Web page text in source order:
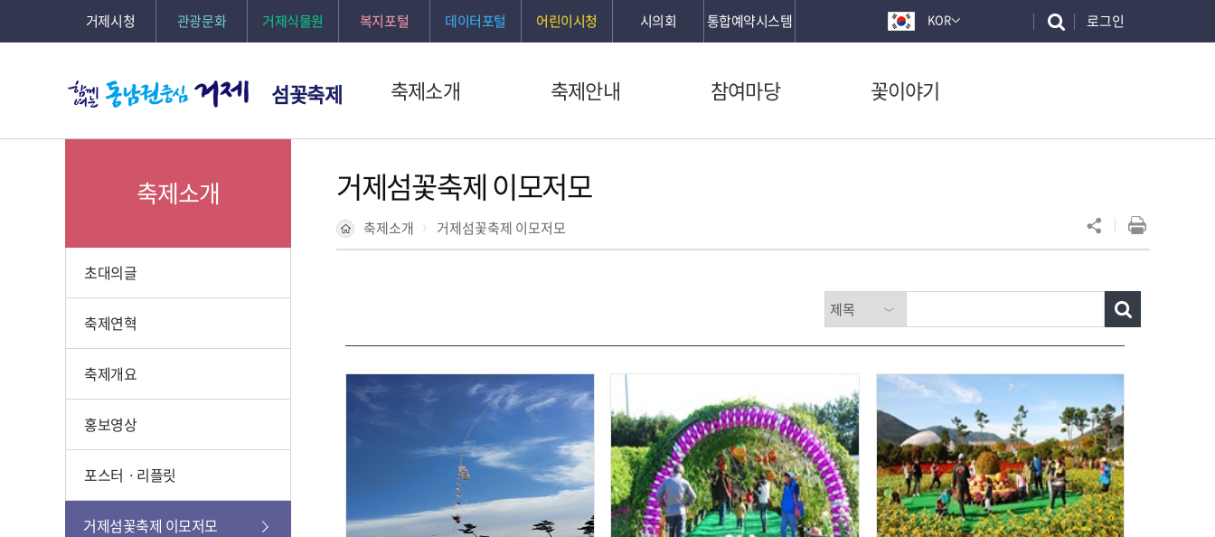
거제시청 관광문화 거제식물원 복지포털 데이터포털 어린이시청 시의회 통합예약시스템 KOR 로그인
섬꽃축제 축제소개 축제안내 참여마당 꽃이야기
축제소개
초대의글
축제연혁
축제개요
홍보영상
포스터ㆍ리플릿
거제섬꽃축제 이모저모
거제섬꽃축제 이모저모
축제소개 거제섬꽃축제 이모저모